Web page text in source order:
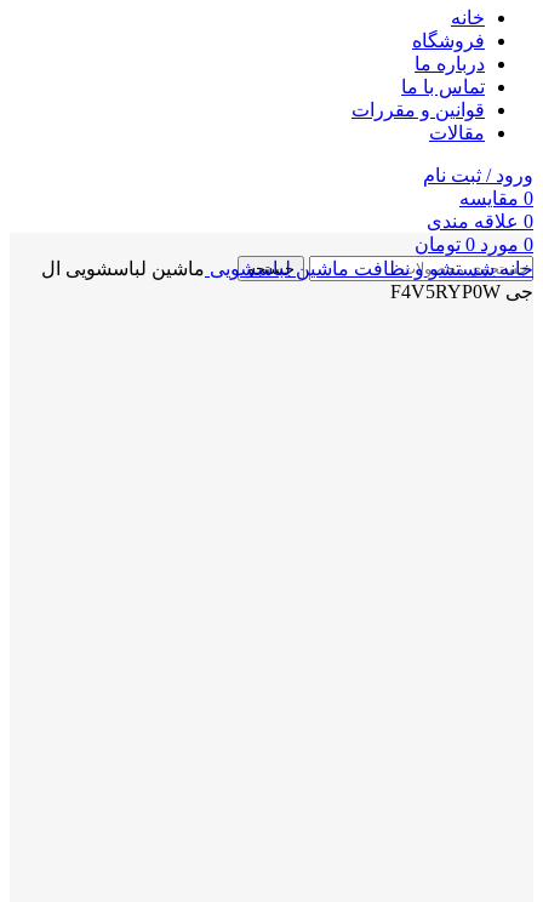
خانه
فروشگاه
درباره ما
تماس با ما
قوانین و مقررات
مقالات
ورود / ثبت نام
0 مقايسه
0 علاقه مندی
0 مورد 0 تومان
جستجو خانهشستشو و نظافت ماشین لباسشویی ماشین لباسشویی ال
جی F4V5RYP0W